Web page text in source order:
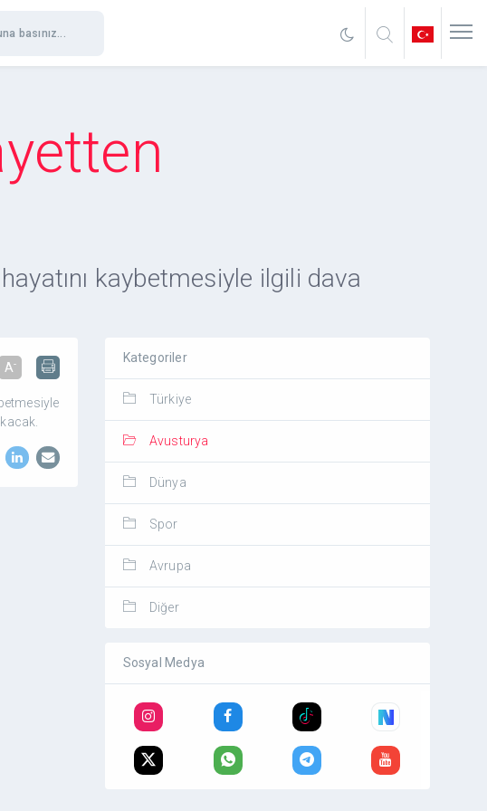
basınız...
kaybetmesiyle ilgili dava
A- Kategoriler
Türkiye
Avusturya
Dünya
Spor
Avrupa
Diğer
Sosyal Medya